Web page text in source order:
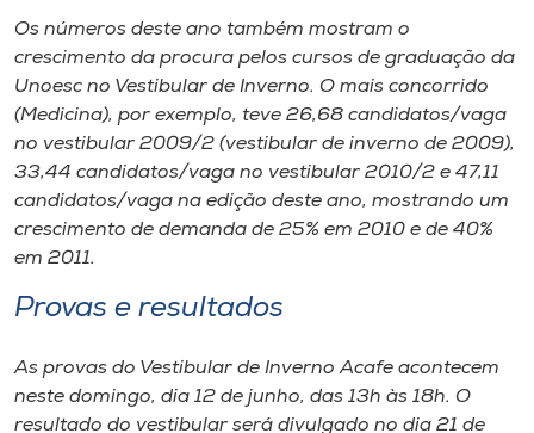
Os números deste ano também mostram o
crescimento da procura pelos cursos de graduação da
Unoesc no Vestibular de Inverno. O mais concorrido
(Medicina), por exemplo, teve 26,68 candidatos/vaga
no vestibular 2009/2 (vestibular de inverno de 2009),
33,44 candidatos/vaga no vestibular 2010/2 e 47,11
candidatos/vaga na edição deste ano, mostrando um
crescimento de demanda de 25% em 2010 e de 40%
em 2011.
Provas e resultados
As provas do Vestibular de Inverno Acafe acontecem
neste domingo, dia 12 de junho, das 13h às 18h. O
resultado do vestibular será divulgado no dia 21 de